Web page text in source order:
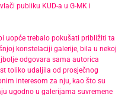
publiku KUD-a u G-MK i
uopće trebalo pokušati približiti ta
konstelaciji galerije, bila u nekoj
odgovara sama autorica
toliko udaljila od prosječnog
interesom za nju, kao što su
ugodno u galerijama suvremene